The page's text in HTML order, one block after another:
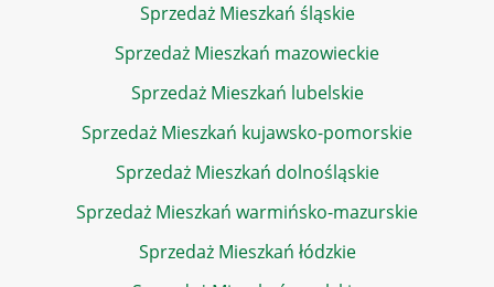
Sprzedaż Mieszkań śląskie
Sprzedaż Mieszkań mazowieckie
Sprzedaż Mieszkań lubelskie
Sprzedaż Mieszkań kujawsko-pomorskie
Sprzedaż Mieszkań dolnośląskie
Sprzedaż Mieszkań warmińsko-mazurskie
Sprzedaż Mieszkań łódzkie